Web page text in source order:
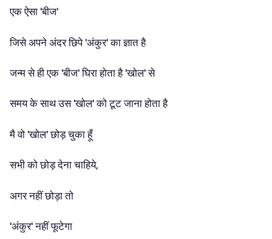
एक ऐसा 'बीज'
जिसे अपने अंदर छिपे 'अंकुर' का ज्ञात है
जन्म से ही एक 'बीज' घिरा होता है 'खोल' से
समय के साथ उस 'खोल' को टूट जाना होता है
मै वो 'खोल' छोड़ चुका हूँ
सभी को छोड़ देना चाहिये,
अगर नहीं छोड़ा तो
'अंकुर' नहीं फूटेगा